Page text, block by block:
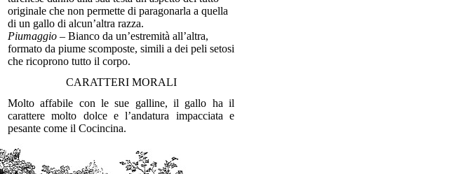
originale che non permette di paragonarla a quella
di un gallo di alcun’altra razza.
Piumaggio – Bianco da un’estremità all’altra,
formato da piume scomposte, simili a dei peli setosi
che ricoprono tutto il corpo.
CARATTERI MORALI
Molto affabile con le sue galline, il gallo ha il
carattere molto dolce e l’andatura impacciata e
pesante come il Cocincina.